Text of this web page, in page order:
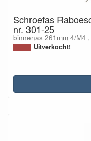
Schroefas
nr. 301-25
binnenas 261mm 4/M4
Uitverkocht!